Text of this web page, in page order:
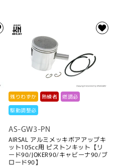
残りわずか 熟練者
燃調必
駆動調整必
AS-GW3-PN
AIRSAL アルミメッキボアアップキ
ット105cc用 ピストンキット【リ
ード90/JOKER90/キャビーナ90/ブ
ロード90】